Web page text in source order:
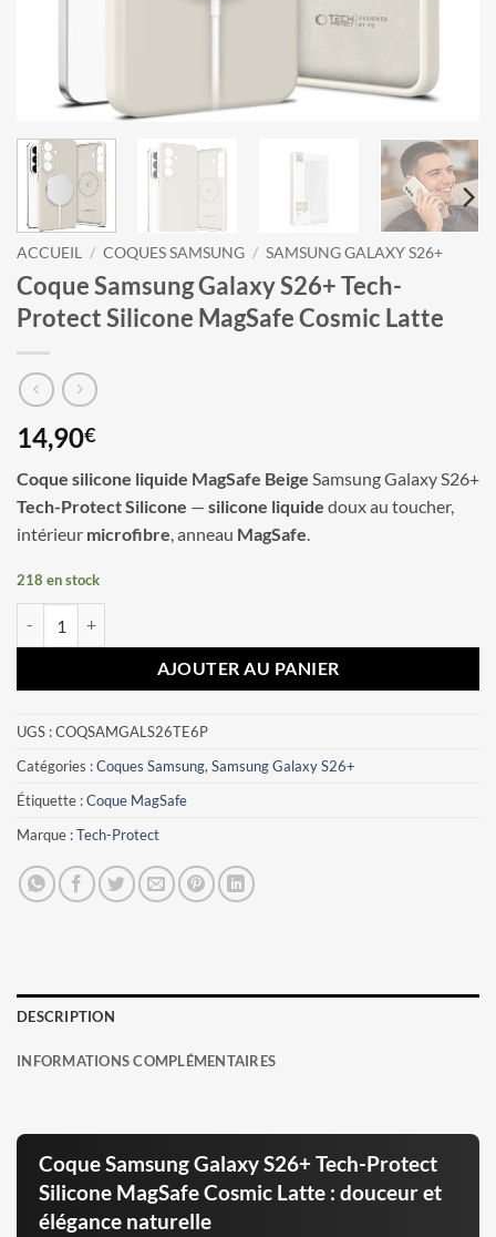
ACCUEIL / COQUES SAMSUNG / SAMSUNG GALAXY S26+
Coque Samsung Galaxy S26+ Tech-
Protect Silicone MagSafe Cosmic Latte
14,90€
Coque silicone liquide MagSafe Beige Samsung Galaxy S26+
Tech-Protect Silicone — silicone liquide doux au toucher,
intérieur microfibre, anneau MagSafe.
218 en stock
AJOUTER AU PANIER
UGS :COQSAMGALS26TE6P
Catégories :Coques Samsung, Samsung Galaxy S26+
Étiquette :Coque MagSafe
Marque :Tech-Protect
DESCRIPTION
INFORMATIONS COMPLÉMENTAIRES
Coque Samsung Galaxy S26+ Tech-Protect
Silicone MagSafe Cosmic Latte : douceur et
élégance naturelle